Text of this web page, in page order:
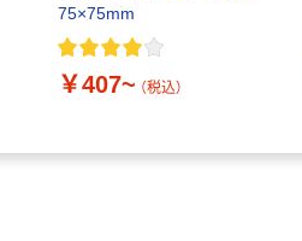
75×75mm
￥407~ （税込）